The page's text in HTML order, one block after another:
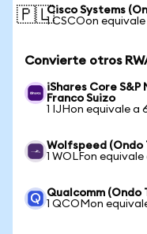
🇵🇱Cisco Systems
1 CSCOon equivale
Convierte otros
iShares Core S&P
Franco Suizo
1 IJHon equivale a
Wolfspeed (Ondo
1 WOLFon equivale
Qualcomm (Ondo
1 QCOMon